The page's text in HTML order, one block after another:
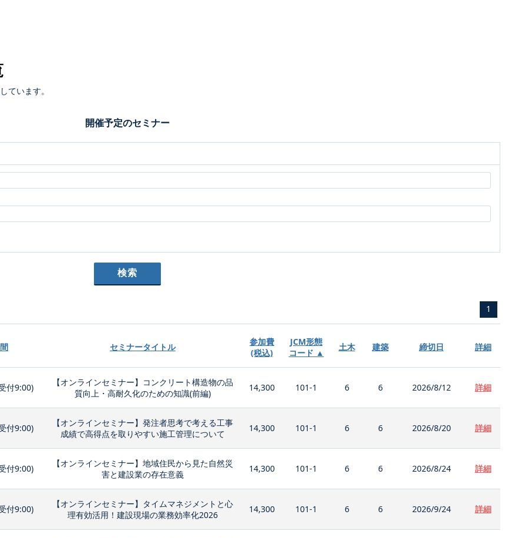
ています。
開催予定のセミナー
1
セミナータイトル
参加費
(税込)
JCM形態
コード ▲
土木 建築 締切日 詳細
付9:00)
【オンラインセミナー】コンクリート構造物の品
質向上・高耐久化のための知識(前編)
14,300 101-1 6 6 2026/8/12 詳細
付9:00)
【オンラインセミナー】発注者思考で考える工事
成績で高得点を取りやすい施工管理について
14,300 101-1 6 6 2026/8/20 詳細
付9:00)
【オンラインセミナー】地域住民から見た自然災
害と建設業の存在意義
14,300 101-1 6 6 2026/8/24 詳細
付9:00)
【オンラインセミナー】タイムマネジメントと心
理有効活用！建設現場の業務効率化2026
14,300 101-1 6 6 2026/9/24 詳細